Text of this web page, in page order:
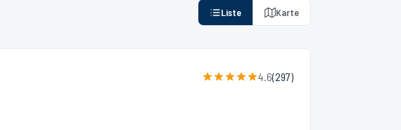
Liste Karte
4.6(297)